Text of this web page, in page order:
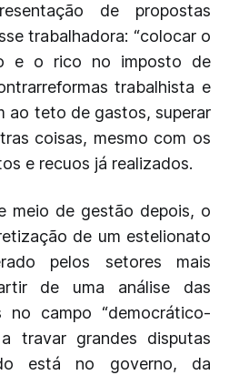
de propostas
trabalhadora: “colocar o
e o rico no imposto de
trabalhista e
ao teto de gastos, superar
coisas, mesmo com os
e recuos já realizados.
meio de gestão depois, o
de um estelionato
pelos setores mais
de uma análise das
no campo “democrático-
travar grandes disputas
está no governo, da